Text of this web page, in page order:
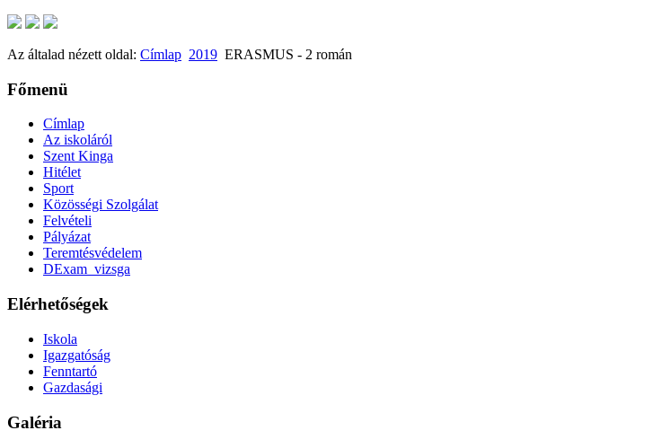
Az általad nézett oldal: Címlap 2019 ERASMUS - 2 román
Főmenü
Címlap
Az iskoláról
Szent Kinga
Hitélet
Sport
Közösségi Szolgálat
Felvételi
Pályázat
Teremtésvédelem
DExam_vizsga
Elérhetőségek
Iskola
Igazgatóság
Fenntartó
Gazdasági
Galéria